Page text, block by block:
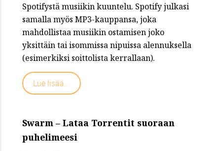
Spotifystä musiikin kuuntelu. Spotify julkasi
samalla myös MP3-kauppansa, joka
mahdollistaa musiikin ostamisen joko
yksittäin tai isommissa nipuissa alennuksella
(esimerkiksi soittolista kerrallaan).
Lue lisää...
Swarm – Lataa Torrentit suoraan
puhelimeesi